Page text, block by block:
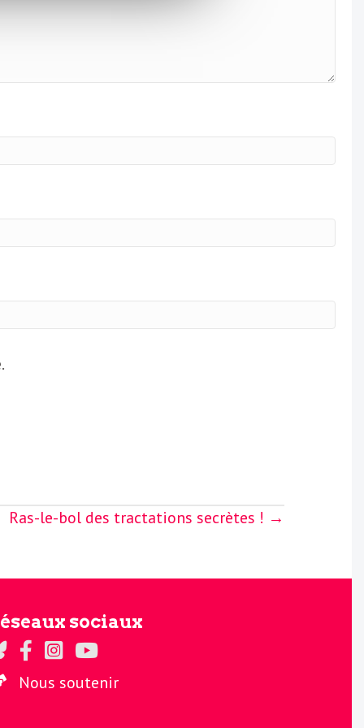
Ras-le-bol des tractations secrètes ! →
sociaux
sur Twitter
Regards sur Facebook
Regards sur Instagram
La chaine Regards sur Youtube
Nous soutenir